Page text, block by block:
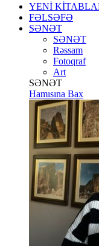
YENİ
FƏLSƏFƏ
SƏNƏT
SƏNƏT
Rəssam
Fotoqraf
Art
SƏNƏT
Hamısına Bax